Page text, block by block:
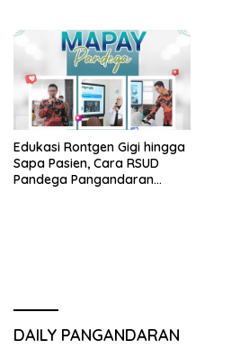
Edukasi Rontgen Gigi hingga
Sapa Pasien, Cara RSUD
Pandega Pangandaran
DAILY PANGANDARAN